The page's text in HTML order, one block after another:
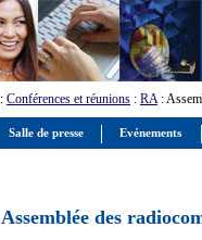
: Conférences et réunions : RA:
Assemblée des
Salle de presse Evénements